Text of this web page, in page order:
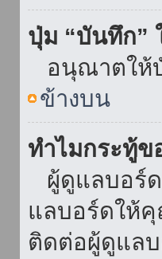
ปุ่ม “บันทึก”
อนุณาตให้บั
ข้างบน
ทำไมกระทู้ข
ผู้ดูแลบอร์ด
แลบอร์ดให้
ติดต่อผู้ดูแลบ